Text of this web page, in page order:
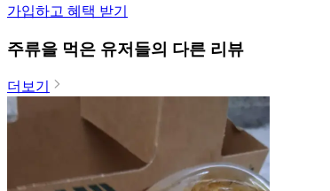
가입하고 혜택 받기
주류을 먹은 유저들의 다른 리뷰
더보기